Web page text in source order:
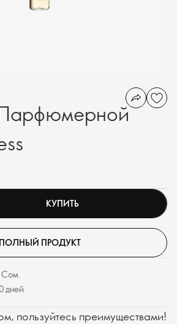
КУПИТЬ
ПОЛНЫЙ ПРОДУКТ
Сом.
дней
пользуйтесь преимуществами!